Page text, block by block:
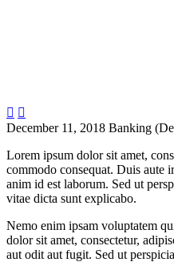
 
December 11, 2018 Banking
Lorem ipsum dolor sit amet,
commodo consequat. Duis aute
anim id est laborum. Sed ut
vitae dicta sunt explicabo.
Nemo enim ipsam voluptatem
dolor sit amet, consectetur,
aut odit aut fugit. Sed ut